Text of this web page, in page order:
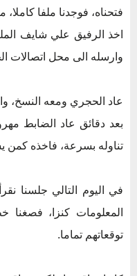
فتحناه، فوجدنا ملفا كاملا،
اخذ الرفيق علي شايف
وارسله الى محل اتصالات
عاد الحجري ومعه النسخ،
بعد دقائق عاد الضابط
تناوله بسرعة، فاخذه كمن
في اليوم التالي جلسنا
المعلومات كنزا،
توقعاتهم تماما.